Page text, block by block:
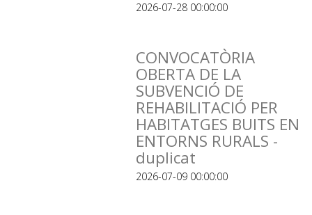
2026-07-28 00:00:00
CONVOCATÒRIA
OBERTA DE LA
SUBVENCIÓ DE
REHABILITACIÓ PER
HABITATGES BUITS EN
ENTORNS RURALS -
duplicat
2026-07-09 00:00:00